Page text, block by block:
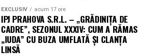
EXCLUSIV acum 17 ore
IPJ PRAHOVA S.R.L. – „GRĂDINIȚA DE
CADRE”, SEZONUL XXXIV: CUM A RĂMAS
„IUDA” CU BUZA UMFLATĂ ȘI CLANȚA
LINSĂ